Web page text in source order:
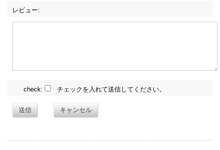
レビュー:
check: チェックを入れて送信してください。
送信 キャンセル